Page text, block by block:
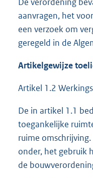
aanvragen, het
een verzoek om
geregeld in de
Artikelgewijze
Artikel 1.2
De in artikel 1.1
toegankelijke
ruime
onder, het gebruik
de